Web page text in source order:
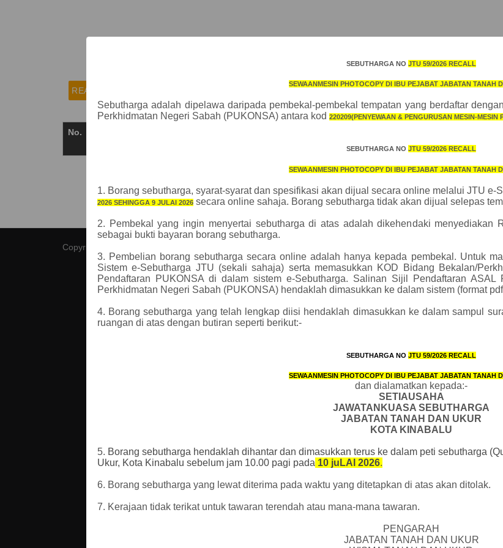
Sebut Harga / Tender Listing
README FIRST PERSONAL ACCOUNT REGISTRATION → COMPANY ACCOUNT REGISTRATION
No.
(Kod Bidang
SEBUTHARGA NO JTU 59/2026 RECALL
SEWAANMESIN PHOTOCOPY DI IBU PEJABAT JABATAN TANAH
Sebutharga adalah dipelawa daripada pembekal-pembekal tempatan yang berdaftar
Perkhidmatan Negeri Sabah (PUKONSA) antara kod 220209(PENYEWAAN & PENGURUSAN MESIN-MESIN
SEBUTHARGA NO JTU 59/2026 RECALL
SEWAANMESIN PHOTOCOPY DI IBU PEJABAT JABATAN TANAH
1. Borang sebutharga, syarat-syarat dan spesifikasi akan dijual secara online melalui JTU e-
2026SEHINGGA 9 JULAI 2026secara online sahaja. Borang sebutharga tidak akan dijual selepas
2. Pembekal yang ingin menyertai sebutharga di atas adalah dikehendaki menyediakan
sebagai bukti bayaran borang sebutharga.
3. Pembelian borang sebutharga secara online adalah hanya kepada pembekal. Untuk
Sistem e-Sebutharga JTU (sekali sahaja) serta memasukkan KOD Bidang Bekalan/
Pendaftaran PUKONSA di dalam sistem e-Sebutharga. Salinan Sijil Pendaftaran
Perkhidmatan Negeri Sabah (PUKONSA) hendaklah dimasukkan ke dalam sistem (format
4. Borang sebutharga yang telah lengkap diisi hendaklah dimasukkan ke dalam sampul
ruangan di atas dengan butiran seperti berikut:-
SEBUTHARGA NO JTU 59/2026 RECALL
SEWAANMESIN PHOTOCOPY DI IBU PEJABAT JABATAN TANAH
dan dialamatkan kepada:-
SETIAUSAHA
JAWATANKUASA SEBUTHARGA
JABATAN TANAH DAN UKUR
KOTA KINABALU
5. Borang sebutharga hendaklah dihantar dan dimasukkan terus ke dalam peti sebutharga
Ukur, Kota Kinabalu sebelum jam 10.00 pagi pada 10 juLAI 2026.
6. Borang sebutharga yang lewat diterima pada waktu yang ditetapkan di atas akan ditolak.
7. Kerajaan tidak terikat untuk tawaran terendah atau mana-mana tawaran.
PENGARAH
JABATAN TANAH DAN UKUR
Copyright © 2026 - All Rights Reserved -